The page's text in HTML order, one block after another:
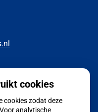
de zomerperiode
cookies
cookies zodat deze
analytische